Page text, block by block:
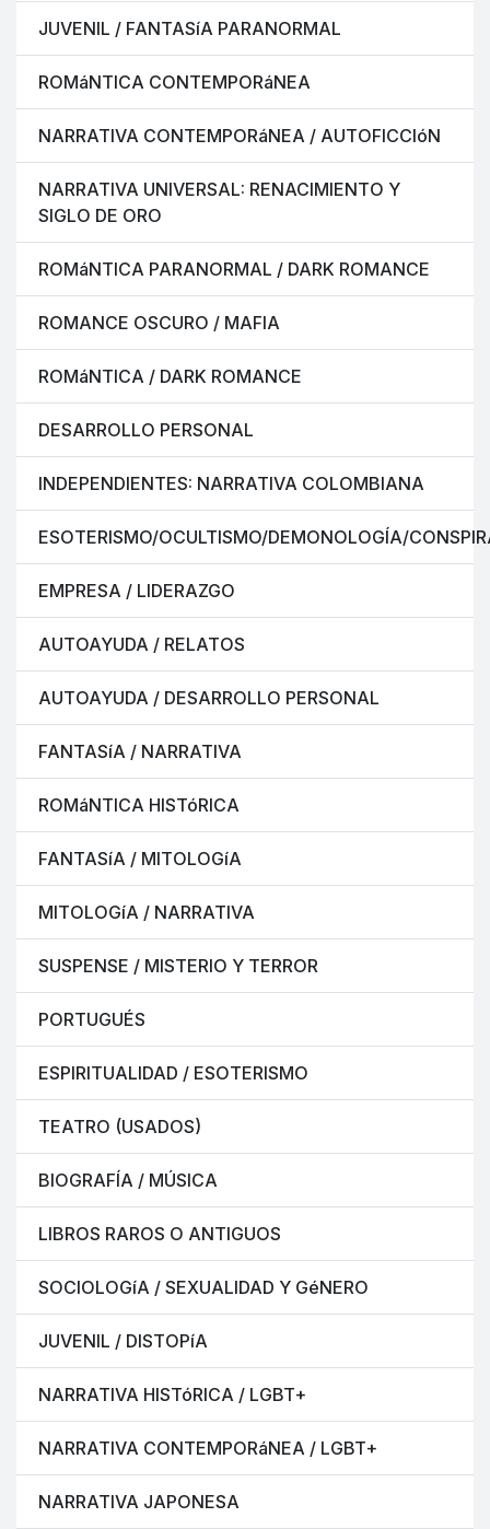
JUVENIL / FANTASíA PARANORMAL
ROMáNTICA CONTEMPORáNEA
NARRATIVA CONTEMPORáNEA / AUTOFICCIóN
NARRATIVA UNIVERSAL: RENACIMIENTO Y
SIGLO DE ORO
ROMáNTICA PARANORMAL / DARK ROMANCE
ROMANCE OSCURO / MAFIA
ROMáNTICA / DARK ROMANCE
DESARROLLO PERSONAL
INDEPENDIENTES: NARRATIVA COLOMBIANA
ESOTERISMO/OCULTISMO/DEMONOLOGÍA/
EMPRESA / LIDERAZGO
AUTOAYUDA / RELATOS
AUTOAYUDA / DESARROLLO PERSONAL
FANTASíA / NARRATIVA
ROMáNTICA HISTóRICA
FANTASíA / MITOLOGíA
MITOLOGíA / NARRATIVA
SUSPENSE / MISTERIO Y TERROR
PORTUGUÉS
ESPIRITUALIDAD / ESOTERISMO
TEATRO (USADOS)
BIOGRAFÍA / MÚSICA
LIBROS RAROS O ANTIGUOS
SOCIOLOGíA / SEXUALIDAD Y GéNERO
JUVENIL / DISTOPíA
NARRATIVA HISTóRICA / LGBT+
NARRATIVA CONTEMPORáNEA / LGBT+
NARRATIVA JAPONESA